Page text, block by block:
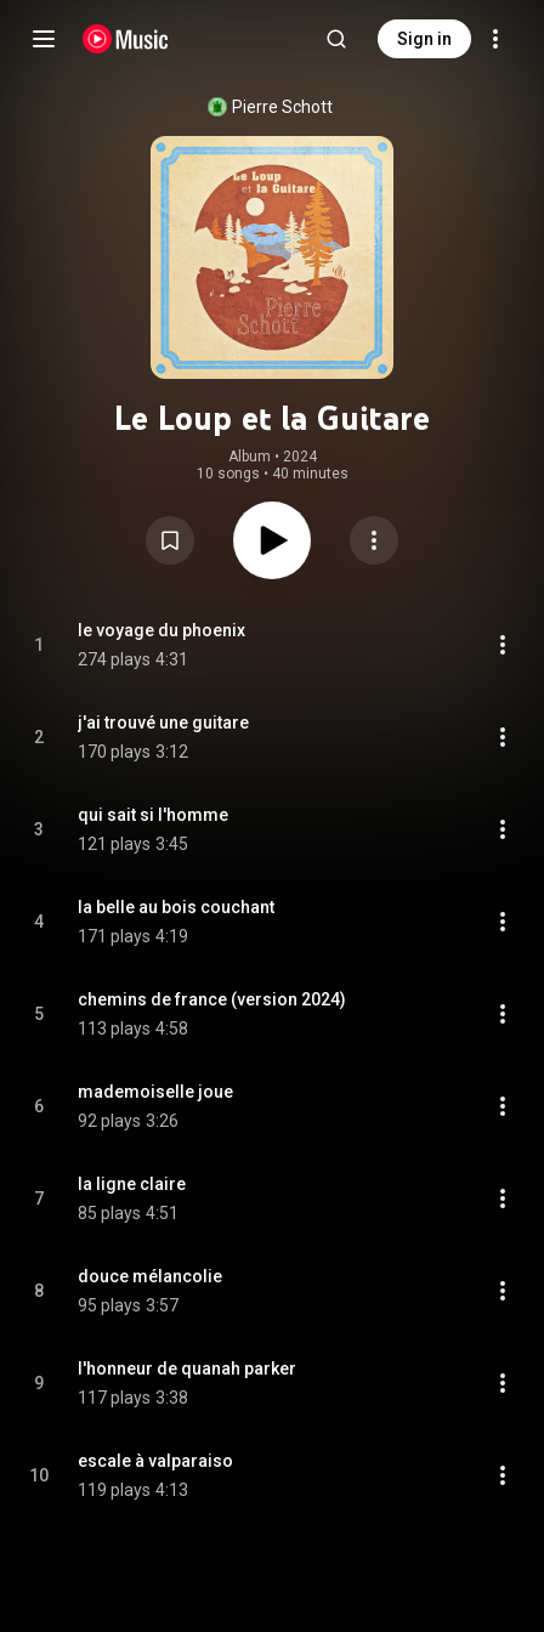
Sign in
Pierre Schott
Le Loup et la Guitare
Album • 2024
10 songs • 40 minutes
1
le voyage du phoenix
274 plays 4:31
2
j'ai trouvé une guitare
170 plays 3:12
3
qui sait si l'homme
121 plays 3:45
4
la belle au bois couchant
171 plays 4:19
5
chemins de france (version 2024)
113 plays 4:58
6
mademoiselle joue
92 plays 3:26
7
la ligne claire
85 plays 4:51
8
douce mélancolie
95 plays 3:57
9
l'honneur de quanah parker
117 plays 3:38
10
escale à valparaiso
119 plays 4:13